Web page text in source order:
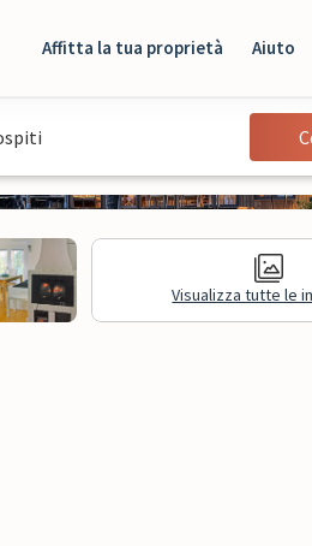
Affitta la tua proprietà Aiuto
Visualizza tutte le